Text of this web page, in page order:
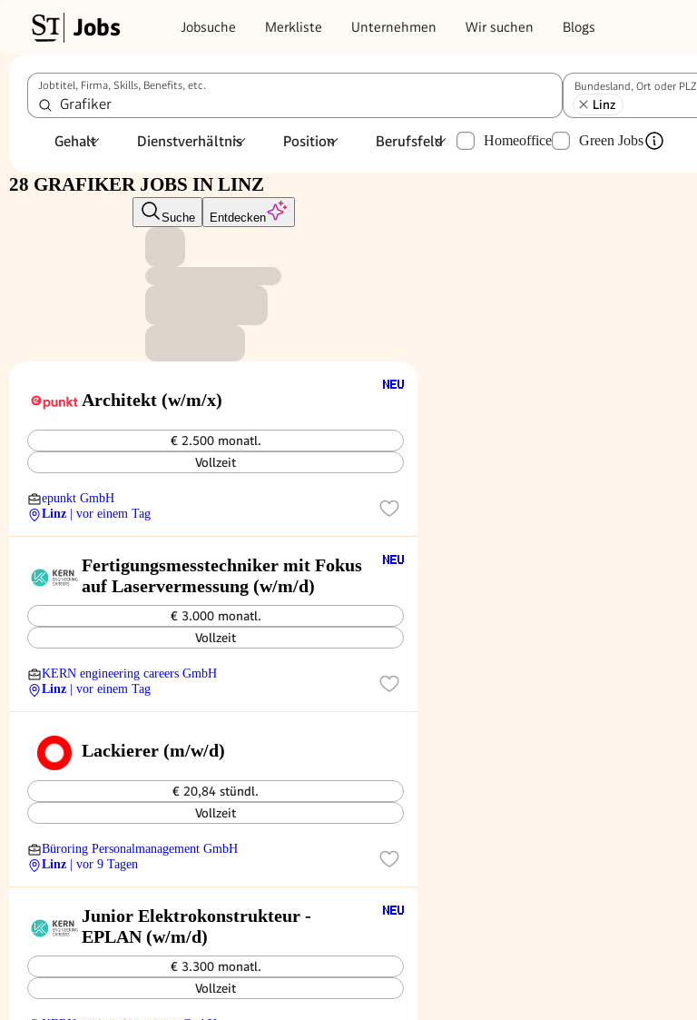
Jobs Jobsuche Merkliste Unternehmen Wir suchen Blogs
Jobtitel, Firma, Skills, Benefits, etc. Bundesland, Ort oder PLZ
Linz
Gehalt Dienstverhältnis Position Berufsfeld Homeoffice Green Jobs
28 GRAFIKER JOBS IN LINZ
Suche Entdecken
Architekt (w/m/x)
€ 2.500 monatl.
Vollzeit
epunkt GmbH
Linz
| vor einem Tag
Fertigungsmesstechniker mit Fokus
auf Laservermessung (w/m/d)
€ 3.000 monatl.
Vollzeit
KERN engineering careers GmbH
Linz
| vor einem Tag
Lackierer (m/w/d)
€ 20,84 stündl.
Vollzeit
Büroring Personalmanagement GmbH
Linz
| vor 9 Tagen
Junior Elektrokonstrukteur -
EPLAN (w/m/d)
€ 3.300 monatl.
Vollzeit